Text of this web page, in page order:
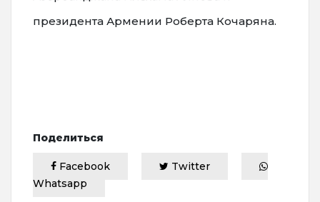
президента Армении Роберта Кочаряна.
Поделиться
Facebook
Twitter
Whatsapp